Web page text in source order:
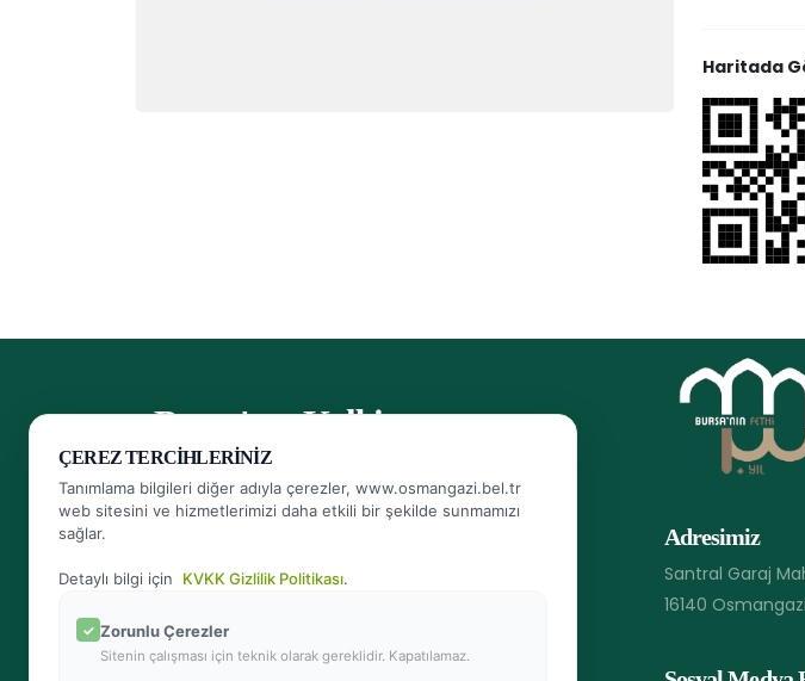
Haritada
- Bursa'nın Kalbi
Herkese Ulaşan, Herkesin Ulaşabildiği Belediye
444 16 01
Adresimiz
Santral Garaj
16140
ÇEREZ TERCIHLERINIZ
Tanımlama bilgileri diğer adıyla çerezler, www.osmangazi.bel.tr
web sitesini ve hizmetlerimizi daha etkili bir şekilde sunmamızı
sağlar.
Detaylı bilgi için KVKK Gizlilik Politikası.
Zorunlu Çerezler
Sitenin çalışması için teknik olarak gereklidir. Kapatılamaz.